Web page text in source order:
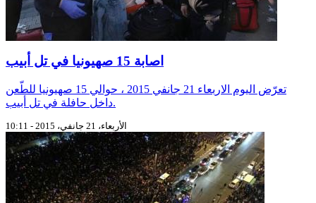
اصابة 15 صهيونيا في تل أبيب
تعرّض اليوم الاربعاء 21 جانفي 2015 ، حوالي 15 صهيونيا للطّعن
داخل حافلة في تل أبيب.
الأربعاء، 21 جانفي، 2015 - 10:11